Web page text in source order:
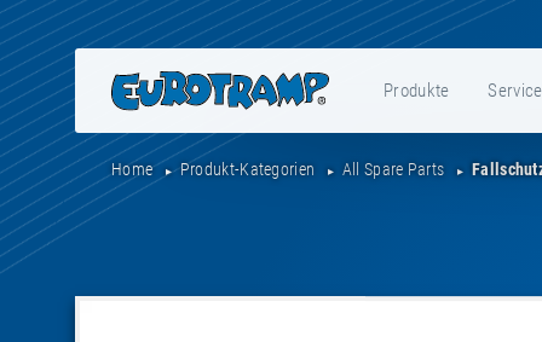
Produkte Service
Home Produkt-Kategorien All Spare Parts